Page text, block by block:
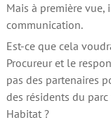
Mais à première vue,
communication.
Est-ce que cela
Procureur et le
pas des partenaires
des résidents du parc
Habitat ?